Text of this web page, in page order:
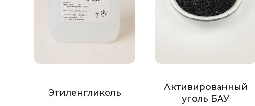
Этиленгликоль
Активированный
уголь БАУ